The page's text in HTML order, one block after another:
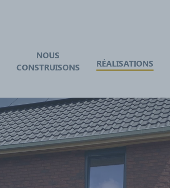
NOUS
CONSTRUISONS
RÉALISATIONS